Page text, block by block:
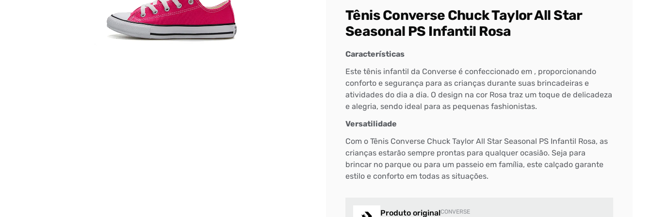
Tênis Converse Chuck Taylor All Star
Seasonal PS Infantil Rosa
Características
Este tênis infantil da Converse é confeccionado em , proporcionando
conforto e segurança para as crianças durante suas brincadeiras e
atividades do dia a dia. O design na cor Rosa traz um toque de delicadeza
e alegria, sendo ideal para as pequenas fashionistas.
Versatilidade
Com o Tênis Converse Chuck Taylor All Star Seasonal PS Infantil Rosa, as
crianças estarão sempre prontas para qualquer ocasião. Seja para
brincar no parque ou para um passeio em família, este calçado garante
estilo e conforto em todas as situações.
Produto originalCONVERSE